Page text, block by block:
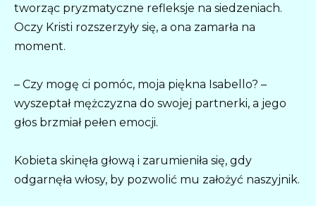
tworząc pryzmatyczne refleksje na siedzeniach.
Oczy Kristi rozszerzyły się, a ona zamarła na
moment.
– Czy mogę ci pomóc, moja piękna Isabello? –
wyszeptał mężczyzna do swojej partnerki, a jego
głos brzmiał pełen emocji.
Kobieta skinęła głową i zarumieniła się, gdy
odgarnęła włosy, by pozwolić mu założyć naszyjnik.